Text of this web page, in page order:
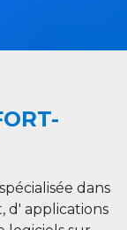
dans
d' applications